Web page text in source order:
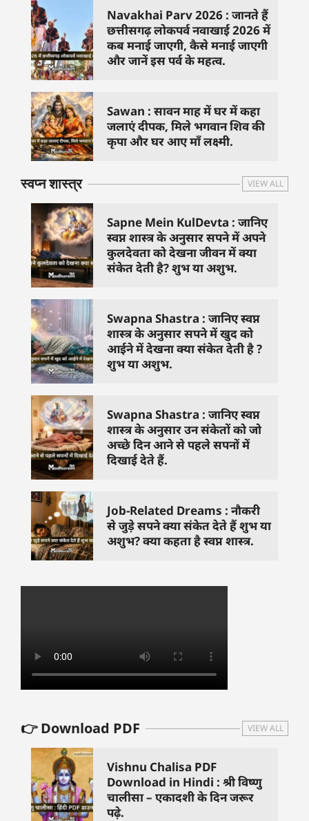
Navakhai Parv 2026 : जानते हैं
छत्तीसगढ़ लोकपर्व नवाखाई 2026 में
कब मनाई जाएगी, कैसे मनाई जाएगी
और जानें इस पर्व के महत्व.
Sawan : सावन माह में घर में कहा
जलाएं दीपक, मिले भगवान शिव की
कृपा और घर आए माँ लक्ष्मी.
स्वप्न शास्त्र VIEW ALL
Sapne Mein KulDevta : जानिए
स्वप्न शास्त्र के अनुसार सपने में अपने
कुलदेवता को देखना जीवन में क्या
संकेत देती है? शुभ या अशुभ.
Swapna Shastra : जानिए स्वप्न
शास्त्र के अनुसार सपने में खुद को
आईने में देखना क्या संकेत देती है ?
शुभ या अशुभ.
Swapna Shastra : जानिए स्वप्न
शास्त्र के अनुसार उन संकेतों को जो
अच्छे दिन आने से पहले सपनों में
दिखाई देते हैं.
Job-Related Dreams : नौकरी
से जुड़े सपने क्या संकेत देते हैं शुभ या
अशुभ? क्या कहता है स्वप्न शास्त्र.
👉 Download PDF VIEW ALL
Vishnu Chalisa PDF
Download in Hindi : श्री विष्णु
चालीसा – एकादशी के दिन जरूर
पढ़े.